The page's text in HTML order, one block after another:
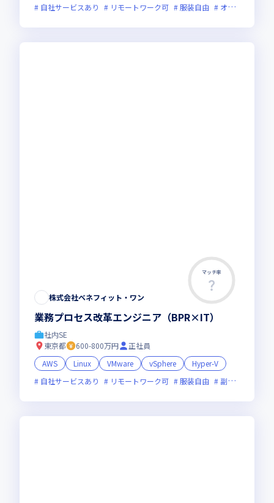
自社サービスあり
リモートワーク可 服装自由 オンライン選考可
マッチ率
株式会社ベネフィット・ワン
業務プロセス改革エンジニア（BPR×IT）
社内SE
東京都
600-800万円
正社員
AWS
Linux VMware vSphere
Hyper-V
自社サービスあり
リモートワーク可 服装自由 副業可